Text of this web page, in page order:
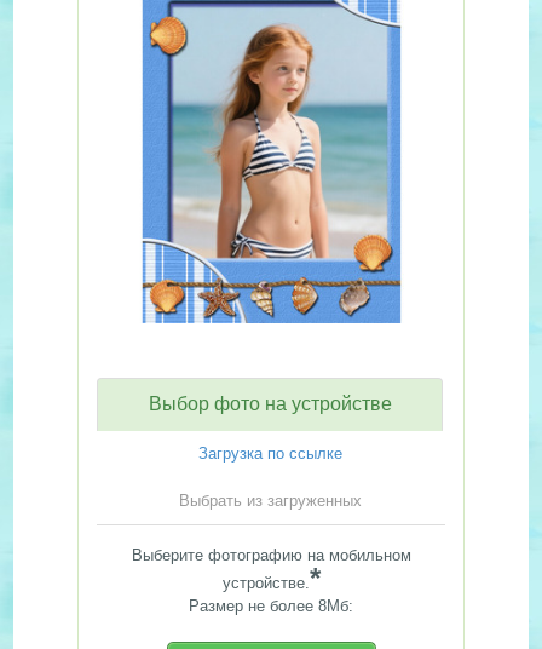
Выбор фото на устройстве
Загрузка по ссылке
Выбрать из загруженных
Выберите фотографию на мобильном
устройстве.*
Размер не более 8Мб: